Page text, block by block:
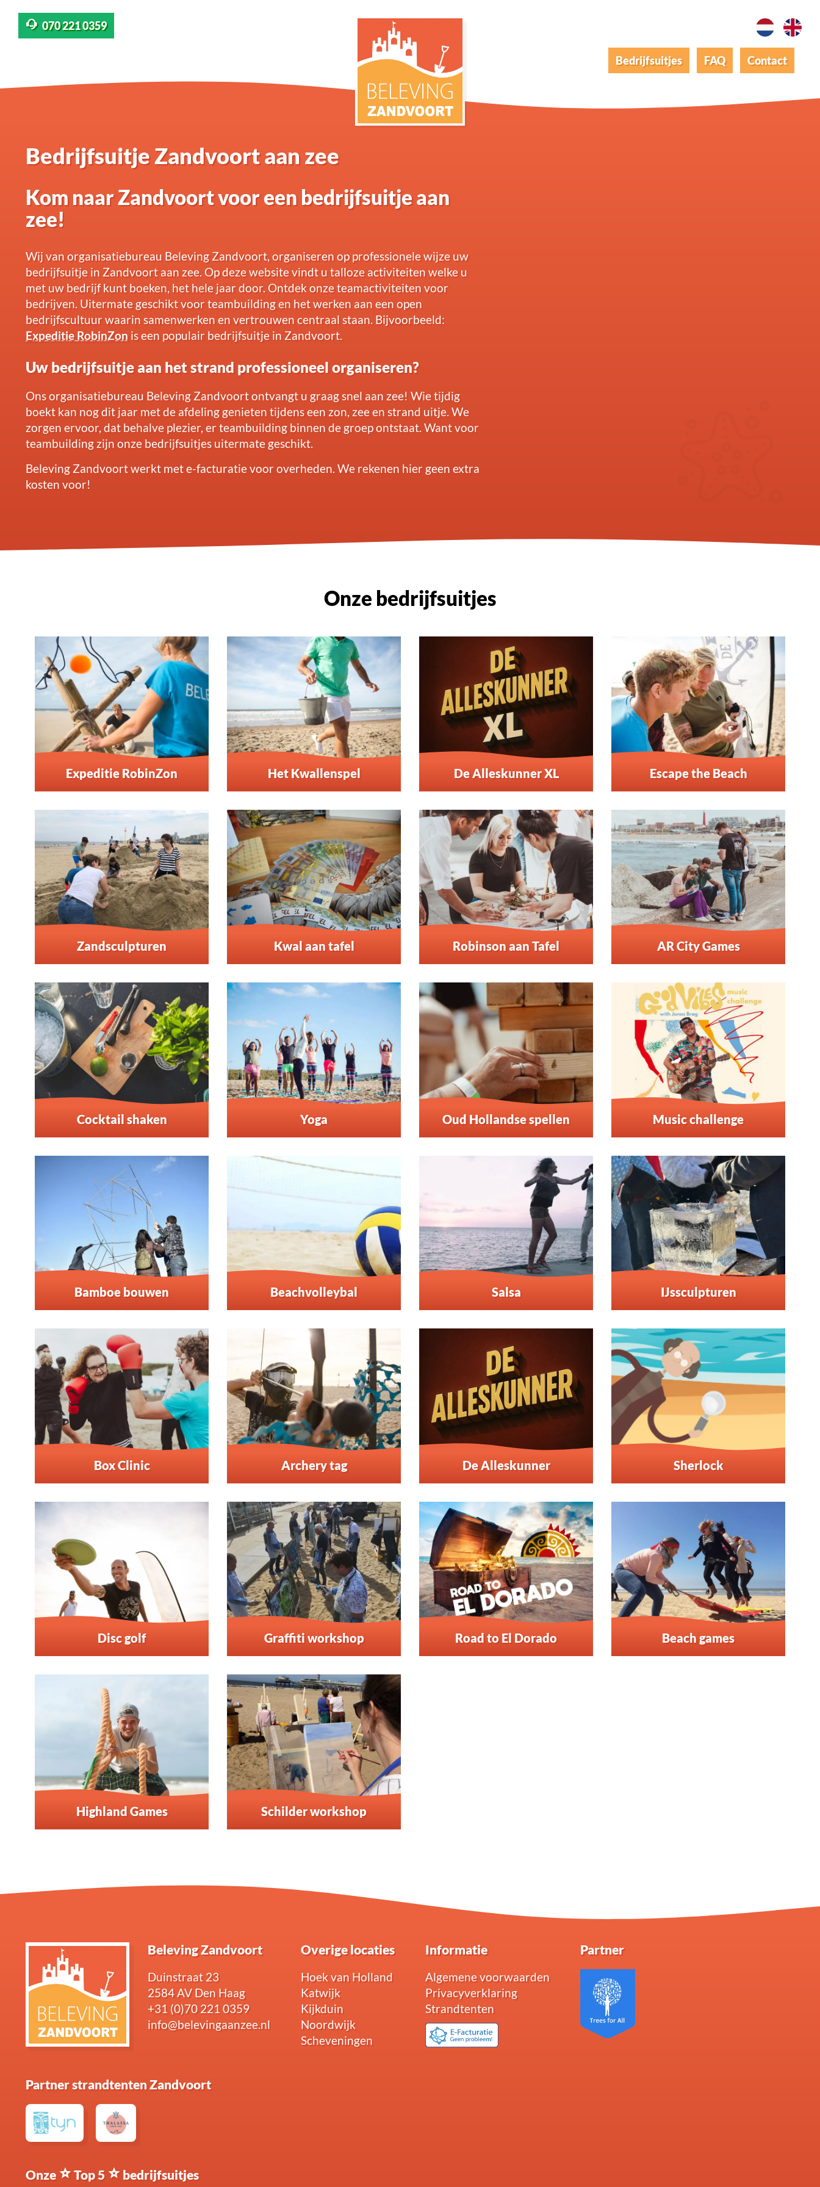
070 221 0359
Bedrijfsuitjes FAQ Contact
Bedrijfsuitje Zandvoort aan zee
Kom naar Zandvoort voor een bedrijfsuitje aan
zee!
Wij van organisatiebureau Beleving Zandvoort, organiseren op professionele wijze uw
bedrijfsuitje in Zandvoort aan zee. Op deze website vindt u talloze activiteiten welke u
met uw bedrijf kunt boeken, het hele jaar door. Ontdek onze teamactiviteiten voor
bedrijven. Uitermate geschikt voor teambuilding en het werken aan een open
bedrijfscultuur waarin samenwerken en vertrouwen centraal staan. Bijvoorbeeld:
Expeditie RobinZon is een populair bedrijfsuitje in Zandvoort.
Uw bedrijfsuitje aan het strand professioneel organiseren?
Ons organisatiebureau Beleving Zandvoort ontvangt u graag snel aan zee! Wie tijdig
boekt kan nog dit jaar met de afdeling genieten tijdens een zon, zee en strand uitje. We
zorgen ervoor, dat behalve plezier, er teambuilding binnen de groep ontstaat. Want voor
teambuilding zijn onze bedrijfsuitjes uitermate geschikt.
Beleving Zandvoort werkt met e-facturatie voor overheden. We rekenen hier geen extra
kosten voor!
Onze bedrijfsuitjes
Expeditie RobinZon Het Kwallenspel De Alleskunner XL Escape the Beach
Zandsculpturen Kwal aan tafel Robinson aan Tafel AR City Games
Cocktail shaken Yoga Oud Hollandse spellen Music challenge
Bamboe bouwen Beachvolleybal Salsa IJssculpturen
Box Clinic Archery tag De Alleskunner Sherlock
Disc golf Graffiti workshop Road to El Dorado Beach games
Highland Games Schilder workshop
Beleving Zandvoort
Duinstraat 23
2584 AV Den Haag
+31 (0)70 221 0359
info@belevingaanzee.nl
Overige locaties
Hoek van Holland
Katwijk
Kijkduin
Noordwijk
Scheveningen
Informatie
Algemene voorwaarden
Privacyverklaring
Strandtenten
Partner
Partner strandtenten Zandvoort
Onze Top 5 bedrijfsuitjes